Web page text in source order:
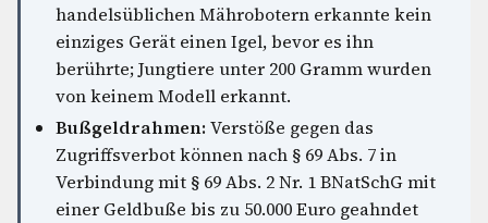
handelsüblichen Mährobotern erkannte kein
einziges Gerät einen Igel, bevor es ihn
berührte; Jungtiere unter 200 Gramm wurden
von keinem Modell erkannt.
Bußgeldrahmen: Verstöße gegen das
Zugriffsverbot können nach § 69 Abs. 7 in
Verbindung mit § 69 Abs. 2 Nr. 1 BNatSchG mit
einer Geldbuße bis zu 50.000 Euro geahndet